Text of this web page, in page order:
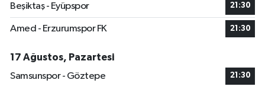
Beşiktaş - Eyüpspor 21:30
Amed - Erzurumspor FK 21:30
17 Ağustos, Pazartesi
Samsunspor - Göztepe
21:30